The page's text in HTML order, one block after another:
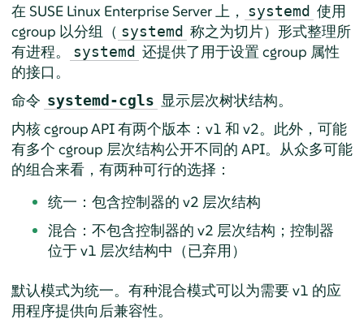
在 SUSE Linux Enterprise Server上， systemd 使用
cgroup 以分组（ systemd 称之为切片）形式整理所
有进程。
systemd 还提供了用于设置 cgroup 属性
的接口。
命令 systemd-cgls 显示层次树状结构。
内核 cgroup API 有两个版本：v1 和 v2。此外，可能
有多个 cgroup 层次结构公开不同的 API。从众多可能
的组合来看，有两种可行的选择：
统一：包含控制器的 v2 层次结构
混合：不包含控制器的 v2 层次结构；控制器
位于 v1 层次结构中（已弃用）
默认模式为统一。有种混合模式可以为需要 v1 的应
用程序提供向后兼容性。